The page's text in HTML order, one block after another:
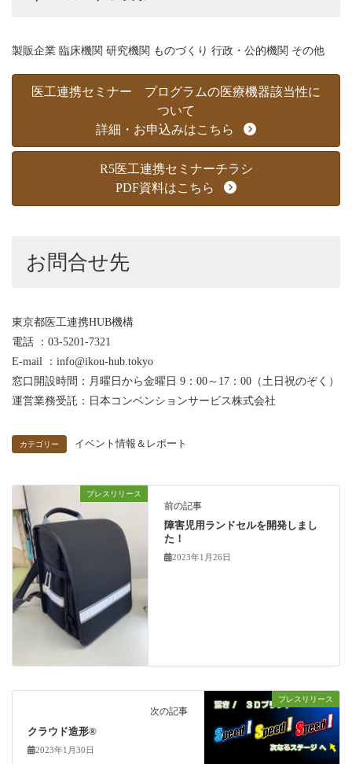
製販企業 臨床機関 研究機関 ものづくり 行政・公的機関 その他
医工連携セミナー プログラムの医療機器該当性に
ついて
詳細・お申込みはこちら
R5医工連携セミナーチラシ
PDF資料はこちら
お問合せ先
東京都医工連携HUB機構
電話 ：03-5201-7321
E-mail ：info@ikou-hub.tokyo
窓口開設時間：月曜日から金曜日 9：00～17：00（土日祝のぞく）
運営業務受託：日本コンベンションサービス株式会社
カテゴリー イベント情報＆レポート
プレスリリース
前の記事
障害児用ランドセルを開発しまし
た！
2023年1月26日
プレスリリース
次の記事
クラウド造形®
2023年1月30日